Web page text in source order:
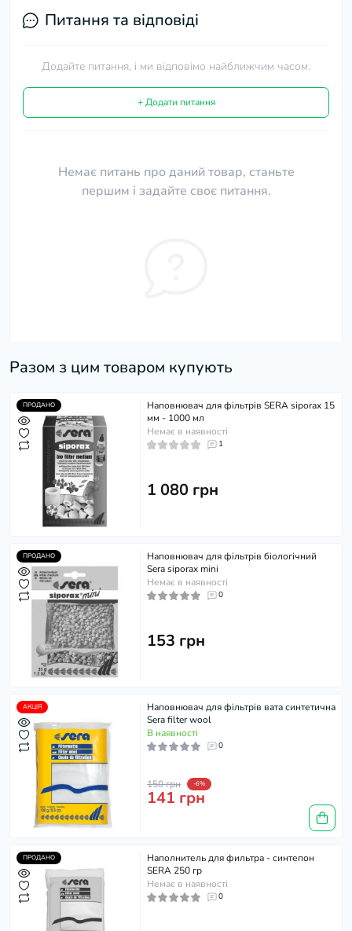
Питання та відповіді
Додайте питання, і ми відповімо найближчим часом.
+ Додати питання
Немає питань про даний товар, станьте
першим і задайте своє питання.
Разом з цим товаром купують
ПРОДАНО
Наповнювач для фільтрів SERA siporax 15
мм - 1000 мл
Немає в наявності
1
1 080 грн
ПРОДАНО
Наповнювач для фільтрів біологічний
Sera siporax mini
Немає в наявності
0
153 грн
АКЦІЯ
Наповнювач для фільтрів вата синтетична
Sera filter wool
В наявності
0
150 грн -6%
141 грн
ПРОДАНО
Наполнитель для фильтра - синтепон
SERA 250 гр
Немає в наявності
0